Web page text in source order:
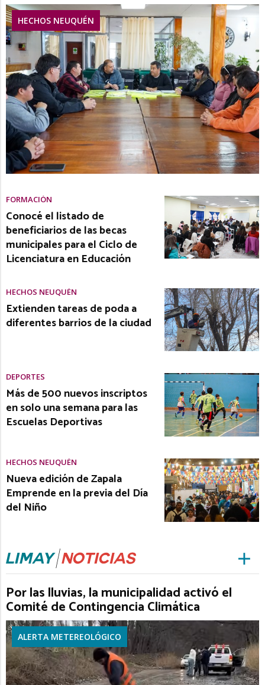
HECHOS NEUQUÉN
FORMACIÓN
Conocé el listado de
beneficiarios de las becas
municipales para el Ciclo de
Licenciatura en Educación
HECHOS NEUQUÉN
Extienden tareas de poda a
diferentes barrios de la ciudad
DEPORTES
Más de 500 nuevos inscriptos
en solo una semana para las
Escuelas Deportivas
HECHOS NEUQUÉN
Nueva edición de Zapala
Emprende en la previa del Día
del Niño
Por las lluvias, la municipalidad activó el
Comité de Contingencia Climática
ALERTA METEREOLÓGICO